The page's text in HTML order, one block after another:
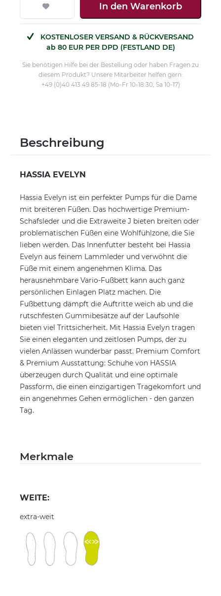
In den Warenkorb
KOSTENLOSER VERSAND & RÜCKVERSAND
ab 80 EUR PER DPD (FESTLAND DE)
Sie benötigen Hilfe bei der Bestellung oder haben Fragen zu
diesem Produkt? Unsere Mitarbeiter helfen gern:
+49 (0)40 413 49 85-18 (Mo-Fr 10-18:30, Sa 10-17)
Beschreibung
HASSIA EVELYN
Hassia Evelyn ist ein perfekter Pumps für die Dame
mit breiteren Füßen. Das hochwertige Premium-
Schafsleder und die Extraweite J bieten breiten oder
problematischen Füßen eine Wohlfühlzone, die Sie
lieben werden. Das Innenfutter besteht bei Hassia
Evelyn aus feinem Lammleder und verwöhnt die
Füße mit einem angenehmen Klima. Das
herausnehmbare Vario-Fußbett kann auch ganz
persönlichen Einlagen Platz machen. Die
Fußbettung dämpft die Auftritte weich ab und die
rutschfesten Gummibesätze auf der Laufsohle
bieten viel Trittsicherheit. Mit Hassia Evelyn tragen
Sie einen eleganten und zeitlosen Pumps, der zu
vielen Anlässen wunderbar passt. Premium Comfort
& Premium Ausstattung: Schuhe von HASSIA
überzeugen durch Qualität und eine optimale
Passform, die einen einzigartigen Tragekomfort und
ein angenehmes Gehen ermöglichen - den ganzen
Tag.
Merkmale
WEITE:
extra-weit